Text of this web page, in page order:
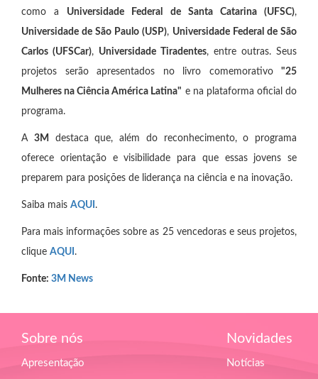
como a Universidade Federal de Santa Catarina (UFSC),
Universidade de São Paulo (USP), Universidade Federal de São
Carlos (UFSCar), Universidade Tiradentes, entre outras. Seus
projetos serão apresentados no livro comemorativo "25
Mulheres na Ciência América Latina" e na plataforma oficial do
programa.
A 3M
destaca que, além do reconhecimento, o programa
oferece orientação e visibilidade para que essas jovens se
preparem para posições de liderança na ciência e na inovação.
Saiba mais AQUI .
Para mais informações sobre as 25 vencedoras e seus projetos,
clique AQUI .
Fonte: 3M News
Sobre nós
Apresentação
Novidades
Notícias